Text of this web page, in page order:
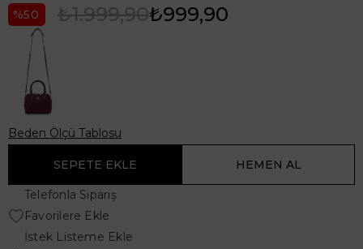
50
₺1.999,90₺999,90
Beden Ölçü Tablosu
Telefonla Sipariş
Favorilere Ekle
İstek Listeme Ekle